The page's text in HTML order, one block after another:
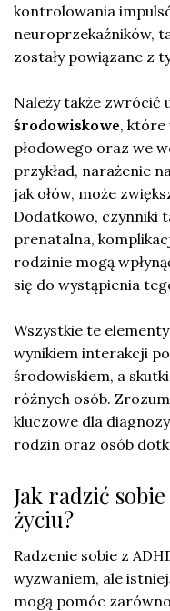
kontrolowania
neuroprzekaźników,
zostały powiązane z
Należy także zwrócić
środowiskowe, które
płodowego oraz we
przykład, narażenie
jak ołów, może
Dodatkowo, czynniki
prenatalna,
rodzinie mogą
się do wystąpienia
Wszystkie te
wynikiem interakcji
środowiskiem, a
różnych osób.
kluczowe dla
rodzin oraz osób
Jak radzić
życiu?
Radzenie sobie z
wyzwaniem, ale
mogą pomóc